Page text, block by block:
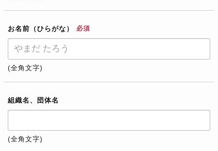
お名前（ひらがな） 必須
(全角文字)
組織名、団体名
(全角文字)